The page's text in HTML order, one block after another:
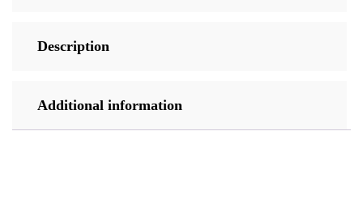
Description
Additional information